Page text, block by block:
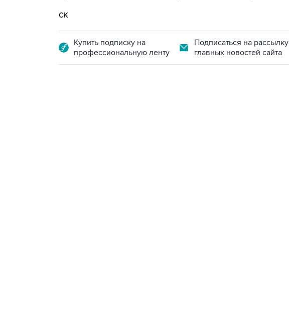
ск
Купить подписку на
профессиональную ленту
Подписаться на рассылку
главных новостей сайта